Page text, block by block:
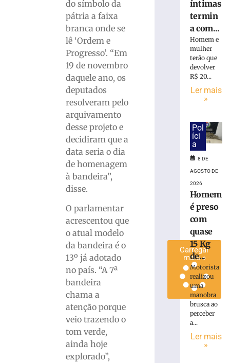
do símbolo da
pátria a faixa
branca onde se
lê ‘Ordem e
Progresso’. “Em
19 de novembro
daquele ano, os
deputados
resolveram pelo
arquivamento
desse projeto e
decidiram que a
data seria o dia
de homenagem
à bandeira”,
disse.
O parlamentar
acrescentou que
o atual modelo
da bandeira é o
13º já adotado
no país. “A 7ª
bandeira
chama a
atenção porque
veio trazendo o
tom verde,
ainda hoje
explorado”,
homologa
candidaturas
Jucineia
Ribeiro
Eckart
Deputada
Estadual
Tebalde
Deputado
Federal
Carregar
mais »
íntimas
termin
a com...
Homem e
mulher
terão que
devolver
R$ 20...
Ler mais
»
Pol
íci
a
8 DE
AGOSTO DE
2026
Homem
é preso
com
quase
15 Kg
de...
Motorista
realizou
uma
manobra
brusca ao
perceber
a...
Ler mais
»